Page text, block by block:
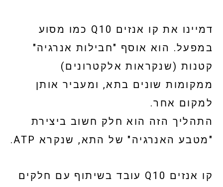
דמיינו את קו אנזים Q10 כמו מסוע
במפעל. הוא אוסף "חבילות אנרגיה"
קטנות (שנקראות אלקטרונים)
ממקומות שונים בתא, ומעביר אותן
למקום אחר.
התהליך הזה הוא חלק חשוב ביצירת
"מטבע האנרגיה" של התא, שנקרא ATP.
קו אנזים Q10 עובד בשיתוף עם חלקים